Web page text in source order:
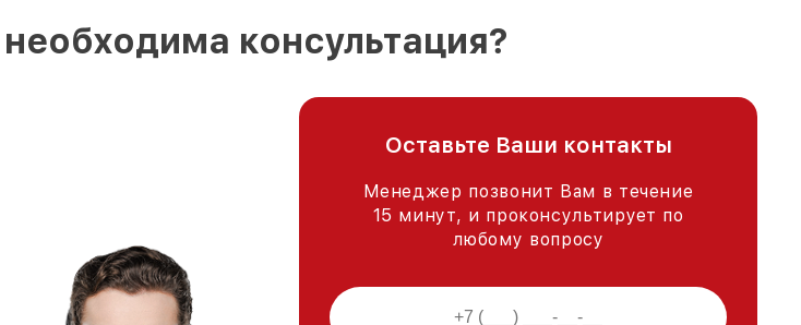
консультация?
Оставьте Ваши контакты
Менеджер позвонит Вам в течение
15 минут, и проконсультирует по
любому вопросу